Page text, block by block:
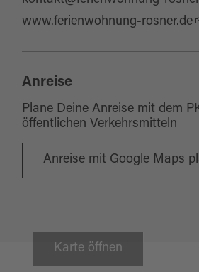
Karte öffnen
www.ferienwohnung-rosner.de
Anreise
Plane Deine Anreise mit dem
öffentlichen Verkehrsmitteln
Anreise mit Google Maps